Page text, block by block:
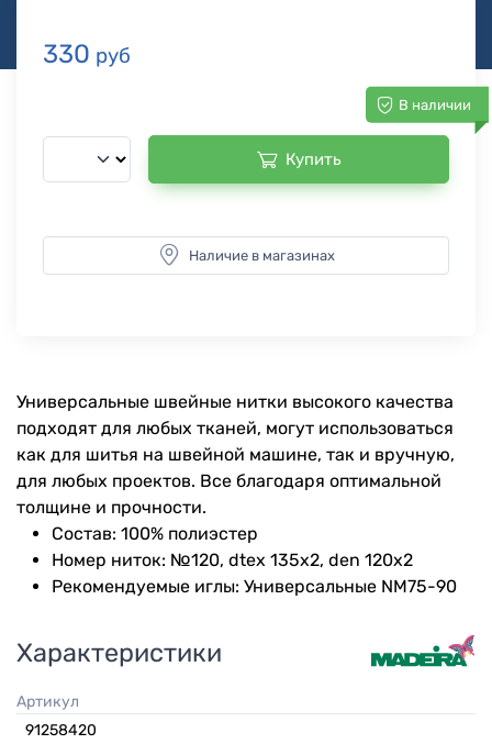
330 руб
В наличии
Купить
Наличие в магазинах
Универсальные швейные нитки высокого качества
подходят для любых тканей, могут использоваться
как для шитья на швейной машине, так и вручную,
для любых проектов. Все благодаря оптимальной
толщине и прочности.
Состав: 100% полиэстер
Номер ниток: №120, dtex 135x2, den 120x2
Рекомендуемые иглы: Универсальные NM75-90
Характеристики
Артикул
91258420